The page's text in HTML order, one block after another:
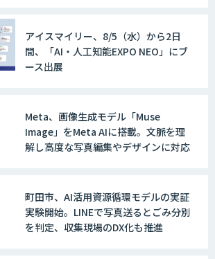
アイスマイリー、8/5（水）から2日
間、「AI・人工知能EXPO NEO」にブ
ース出展
Meta、画像生成モデル「Muse
Image」をMeta AIに搭載。文脈を理
解し高度な写真編集やデザインに対応
町田市、AI活用資源循環モデルの実証
実験開始。LINEで写真送るとごみ分別
を判定、収集現場のDX化も推進